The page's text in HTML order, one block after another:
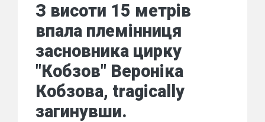
З висоти 15 метрів
впала племінниця
засновника цирку
"Кобзов" Вероніка
Кобзова, tragically
загинувши.